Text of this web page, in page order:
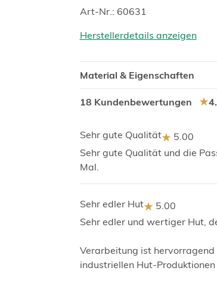
Art-Nr.: 60631
Herstellerdetails anzeigen
Material & Eigenschaften
18 Kundenbewertungen
Sehr gute Qualität
5.00
Sehr gute Qualität und die
Mal.
Sehr edler Hut
5.00
Sehr edler und wertiger Hut,
Verarbeitung ist
industriellen Hut-